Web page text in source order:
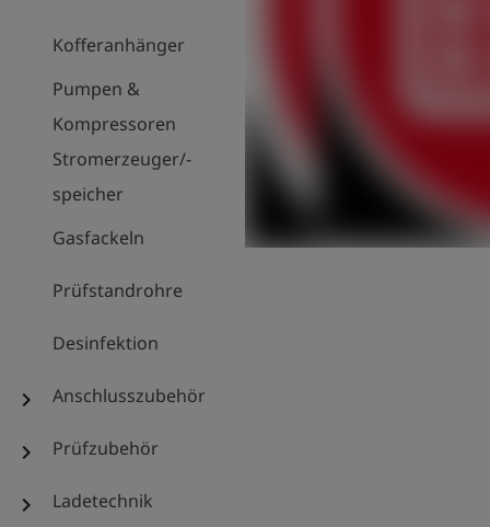
Kofferanhänger
Pumpen &
Kompressoren
Stromerzeuger/-
speicher
Gasfackeln
Prüfstandrohre
Desinfektion
chevron_right Anschlusszubehör
chevron_right Prüfzubehör
chevron_right Ladetechnik